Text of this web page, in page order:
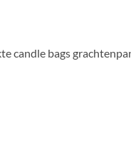
candle bags